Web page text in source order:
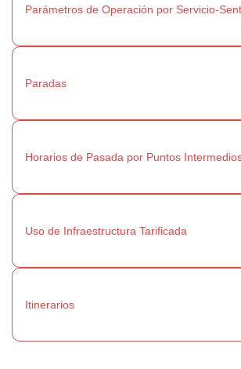
Parámetros de Operación por Servicio-
Paradas
Horarios de Pasada por Puntos
Uso de Infraestructura Tarificada
Itinerarios